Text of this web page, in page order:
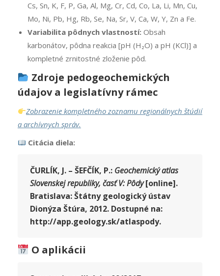
Cs, Sn, K, F, P, Ga, Al, Mg, Cr, Cd, Co, La, Li, Mn, Cu,
Mo, Ni, Pb, Hg, Rb, Se, Na, Sr, V, Ca, W, Y, Zn a Fe.
Variabilita pôdnych vlastností:Obsah
karbonátov, pôdna reakcia [pH (H₂O) a pH (KCl)] a
kompletné zrnitostné zloženie pôd.
Zdroje pedogeochemických
údajov a legislatívny rámec
Zobrazenie kompletného zoznamu regionálnych štúdií
a archívnych správ.
Citácia diela:
ČURLÍK, J. – ŠEFČÍK, P.: Geochemický atlas
Slovenskej republiky, časť V: Pôdy[online].
Bratislava: Štátny geologický ústav
Dionýza Štúra, 2012. Dostupné na:
http://app.geology.sk/atlaspody.
O aplikácii